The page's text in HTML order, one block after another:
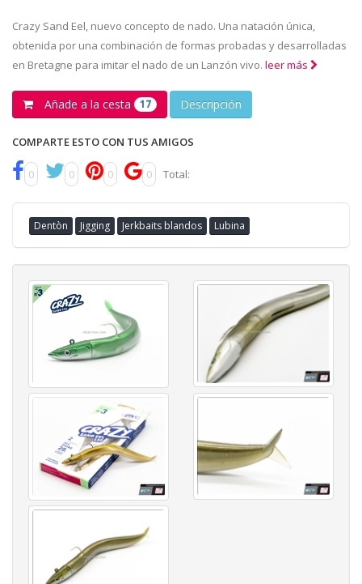
Crazy Sand Eel, nuevo concepto de nado. Una natación única,
obtenida por una combinación de formas probadas y desarrolladas
en Bretagne para imitar el nado de un Lanzón vivo. leer más
Añade a la cesta 17 Descripción
COMPARTE ESTO CON TUS AMIGOS
0 0 0 0 Total:
Dentòn Jigging Jerkbaits blandos Lubina